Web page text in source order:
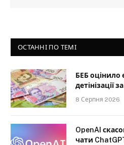
ОСТАННІ ПО ТЕМІ
БЕБ оцінило
детінізації
8 Серпня 2026
OpenAI
чати